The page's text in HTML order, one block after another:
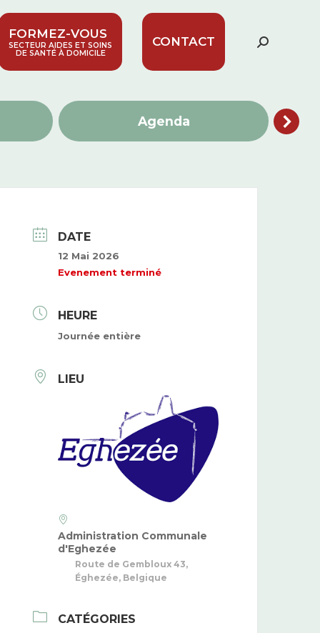
FORMEZ-VOUS
SECTEUR AIDES ET SOINS
DE SANTÉ À DOMICILE
CONTACT
Agenda
DATE
12 Mai 2026
Evenement terminé
HEURE
Journée entière
LIEU
Administration Communale
d'Eghezée
Route de Gembloux 43,
Éghezée, Belgique
CATÉGORIES